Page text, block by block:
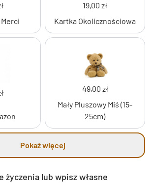
19,00 zł
Kartka Okolicznościowa
49,00 zł
Mały Pluszowy Miś (15-
25cm)
Pokaż więcej
życzenia lub wpisz własne